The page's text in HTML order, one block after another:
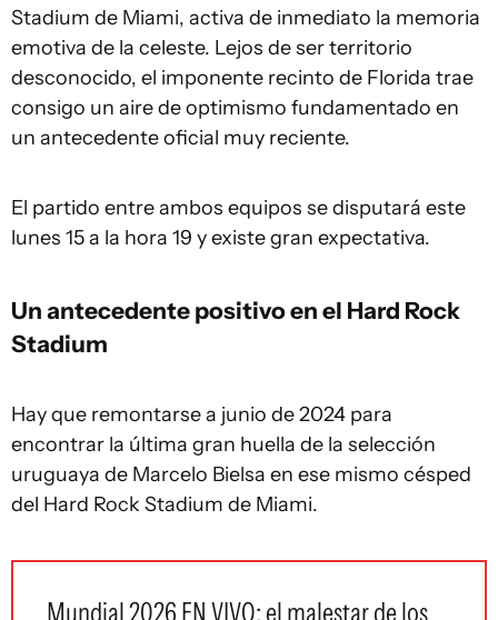
Stadium de Miami, activa de inmediato la memoria
emotiva de la celeste. Lejos de ser territorio
desconocido, el imponente recinto de Florida trae
consigo un aire de optimismo fundamentado en
un antecedente oficial muy reciente.
El partido entre ambos equipos se disputará este
lunes 15 a la hora 19 y existe gran expectativa.
Un antecedente positivo en el Hard Rock
Stadium
Hay que remontarse a junio de 2024 para
encontrar la última gran huella de la selección
uruguaya de Marcelo Bielsa en ese mismo césped
del Hard Rock Stadium de Miami.
Mundial 2026 EN VIVO: el malestar de los